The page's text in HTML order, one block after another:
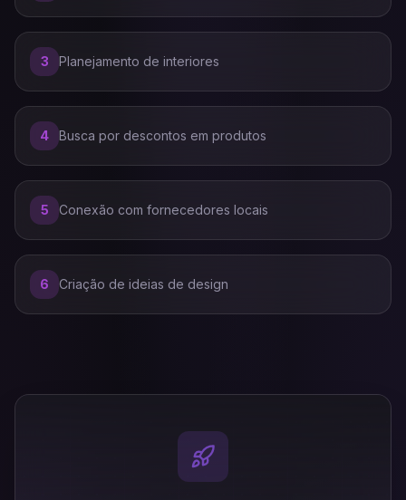
3 Planejamento de interiores
4 Busca por descontos em produtos
5 Conexão com fornecedores locais
6 Criação de ideias de design